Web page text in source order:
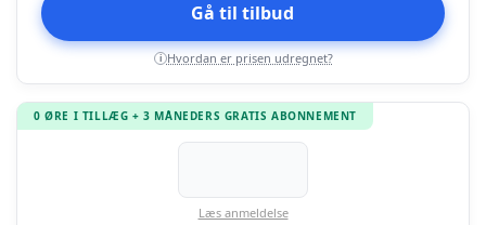
Gå til tilbud
i Hvordan er prisen udregnet?
0 ØRE I TILLÆG + 3 MÅNEDERS GRATIS ABONNEMENT
Læs anmeldelse